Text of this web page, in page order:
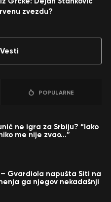
zvezdu?
POPULARNE
ne igra za Srbiju? “Iako
me nije zvao…”
Gvardiola napušta Siti na
ga njegov nekadašnji